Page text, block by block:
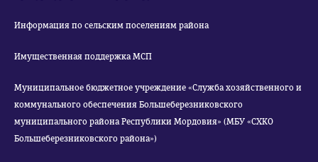
Информация по сельским поселениям района
Имущественная поддержка МСП
Муниципальное бюджетное учреждение «Служба хозяйственного и
коммунального обеспечения Большеберезниковского
муниципального района Республики Мордовия» (МБУ «СХКО
Большеберезниковского района»)